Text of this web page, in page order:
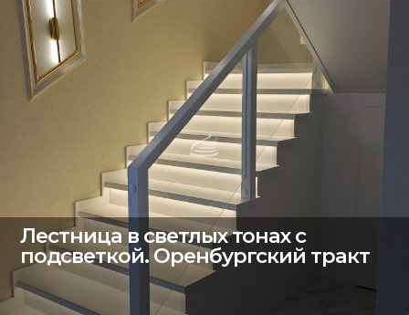
Лестница в светлых тонах с
подсветкой. Оренбургский тракт